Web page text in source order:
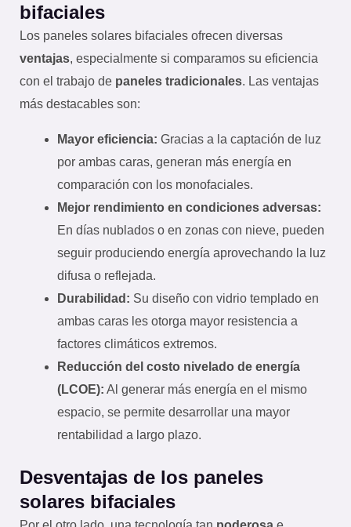
bifaciales
Los paneles solares bifaciales ofrecen diversas
ventajas, especialmente si comparamos su eficiencia
con el trabajo de paneles tradicionales. Las ventajas
más destacables son:
Mayor eficiencia: Gracias a la captación de luz
por ambas caras, generan más energía en
comparación con los monofaciales.
Mejor rendimiento en condiciones adversas:
En días nublados o en zonas con nieve, pueden
seguir produciendo energía aprovechando la luz
difusa o reflejada.
Durabilidad: Su diseño con vidrio templado en
ambas caras les otorga mayor resistencia a
factores climáticos extremos.
Reducción del costo nivelado de energía
(LCOE): Al generar más energía en el mismo
espacio, se permite desarrollar una mayor
rentabilidad a largo plazo.
Desventajas de los paneles
solares bifaciales